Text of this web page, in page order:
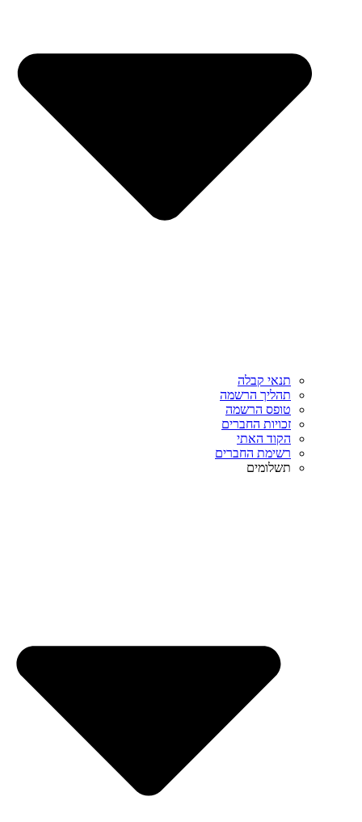
תנאי קבלה
תהליך הרשמה
טופס הרשמה
זכויות החברים
הקוד האתי
רשימת החברים
תשלומים